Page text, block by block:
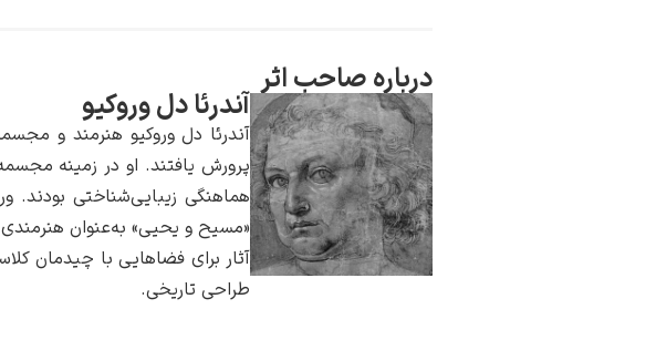
درباره صاحب اثر
آندرئا دل وروکیو
آندرئا دل وروکیو هنرمند و
پرورش یافتند. او در زمینه
هماهنگی زیبایی‌شناختی بودند.
«مسیح و یحیی» به‌عنوان هنرمندی
آثار برای فضاهایی با چیدمان
طراحی تاریخی.